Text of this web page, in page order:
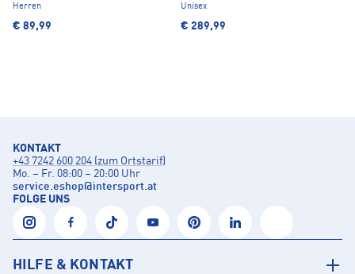
Herren
€ 89,99
Unisex
€ 289,99
KONTAKT
+43 7242 600 204 (zum Ortstarif)
Mo. – Fr. 08:00 – 20:00 Uhr
service.eshop@intersport.at
FOLGE UNS
HILFE & KONTAKT